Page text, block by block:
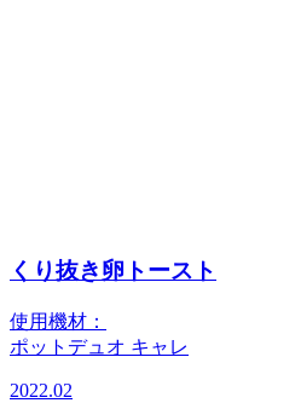
くり抜き卵トースト
使用機材：
ポットデュオ キャレ
2022.02